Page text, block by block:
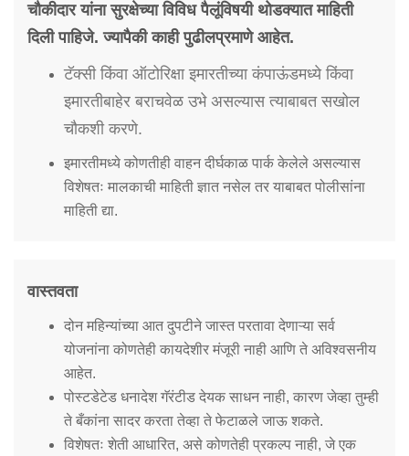
चौकीदार यांना सुरक्षेच्या विविध पैलूंविषयी थोडक्यात माहिती
दिली पाहिजे. ज्यापैकी काही पुढीलप्रमाणे आहेत.
टॅक्सी किंवा ऑटोरिक्षा इमारतीच्या कंपाऊंडमध्ये किंवा
इमारतीबाहेर बराचवेळ उभे असल्यास त्याबाबत सखोल
चौकशी करणे.
इमारतीमध्ये कोणतीही वाहन दीर्घकाळ पार्क केलेले असल्यास
विशेषतः मालकाची माहिती ज्ञात नसेल तर याबाबत पोलीसांना
माहिती द्या.
वास्तवता
दोन महिन्यांच्या आत दुपटीने जास्त परतावा देणाऱ्या सर्व
योजनांना कोणतेही कायदेशीर मंजूरी नाही आणि ते अविश्वसनीय
आहेत.
पोस्टडेटेड धनादेश गॅरंटीड देयक साधन नाही, कारण जेव्हा तुम्ही
ते बँकांना सादर करता तेव्हा ते फेटाळले जाऊ शकते.
विशेषतः शेती आधारित, असे कोणतेही प्रकल्प नाही, जे एक